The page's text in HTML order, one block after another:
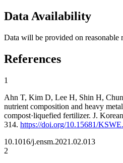
Data Availability
Data will be provided on reasonable
References
1
Ahn T, Kim D, Lee H, Shin H,
nutrient composition and heavy
compost·liquefied fertilizer. J.
314. https://doi.org/10.15681/
10.1016/j.ensm.2021.02.013
2